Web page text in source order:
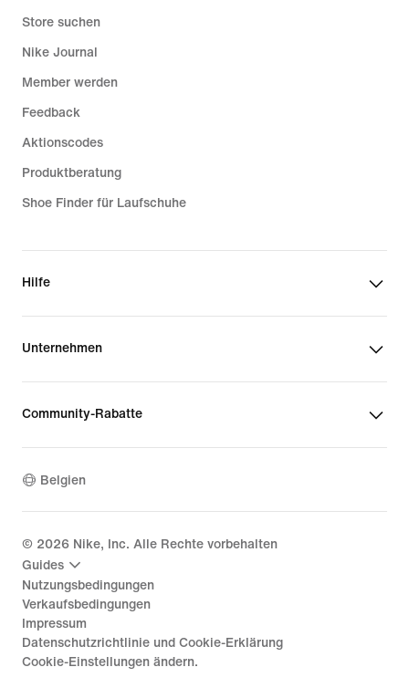
Store suchen
Nike Journal
Member werden
Feedback
Aktionscodes
Produktberatung
Shoe Finder für Laufschuhe
Hilfe
Unternehmen
Community-Rabatte
Belgien
© 2026 Nike, Inc. Alle Rechte vorbehalten
Guides
Nutzungsbedingungen
Verkaufsbedingungen
Impressum
Datenschutzrichtlinie und Cookie-Erklärung
Cookie-Einstellungen ändern.